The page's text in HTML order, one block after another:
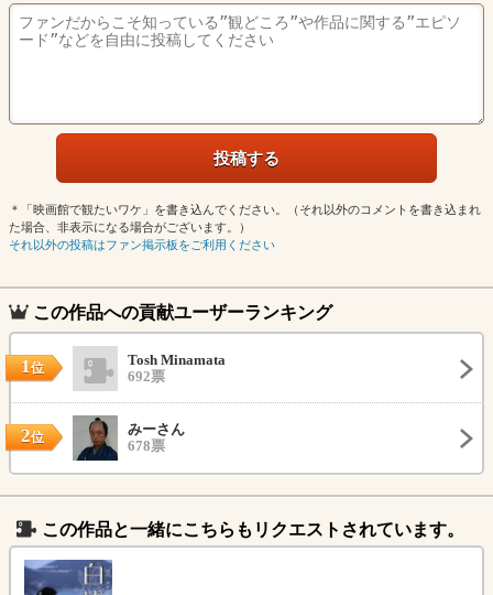
＊「映画館で観たいワケ」を書き込んでください。（それ以外のコメントを書き込まれ
た場合、非表示になる場合がございます。）
それ以外の投稿はファン掲示板をご利用ください
この作品への貢献ユーザーランキング
1位
Tosh Minamata
692票
2位
みーさん
678票
この作品と一緒にこちらもリクエストされています。